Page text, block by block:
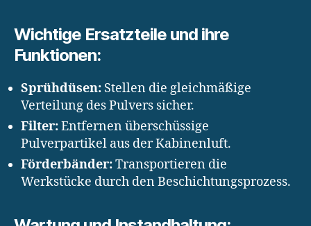
Wichtige Ersatzteile und ihre
Funktionen:
Sprühdüsen: Stellen die gleichmäßige
Verteilung des Pulvers sicher.
Filter:Entfernen überschüssige
Pulverpartikel aus der Kabinenluft.
Förderbänder:Transportieren die
Werkstücke durch den Beschichtungsprozess.